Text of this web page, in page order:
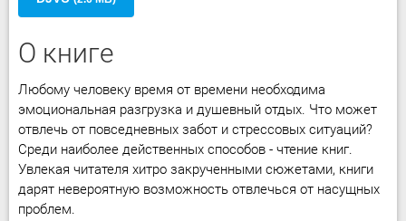
О книге
Любому человеку время от времени необходима
эмоциональная разгрузка и душевный отдых. Что может
отвлечь от повседневных забот и стрессовых ситуаций?
Среди наиболее действенных способов - чтение книг.
Увлекая читателя хитро закрученными сюжетами, книги
дарят невероятную возможность отвлечься от насущных
проблем.